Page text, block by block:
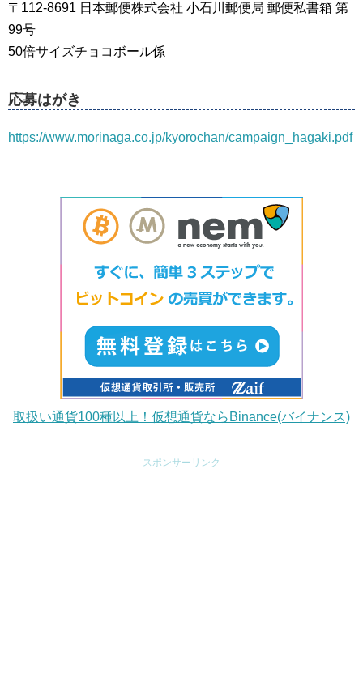
〒112-8691 日本郵便株式会社 小石川郵便局 郵便私書箱 第
99号
50倍サイズチョコボール係
応募はがき
https://www.morinaga.co.jp/kyorochan/campaign_hagaki.pdf
取扱い通貨100種以上！仮想通貨ならBinance(バイナンス)
スポンサーリンク